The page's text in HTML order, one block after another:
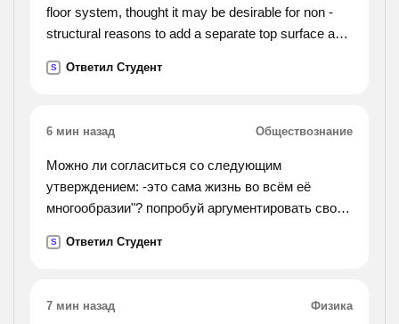
floor system, thought it may be desirable for non -
structural reasons to add a separate top surface and
reinforced-concrete slab, the nearest equivalents
provided by a more or less solid fill above a
brick or concrete vault. the first of these involved a
very extravagant use of material and hence
expenditure of effort, so it usually gave way to a
construction. the second was more efficient,
reinforced-concrete slab. but it had the drawbacks of
S Ответил Студент
6 мин назад Обществознание
Можно ли согласиться со следующим
утверждением: -это сама жизнь во всём её
многообразии"? попробуй аргументировать свой
S Ответил Студент
7 мин назад Физика